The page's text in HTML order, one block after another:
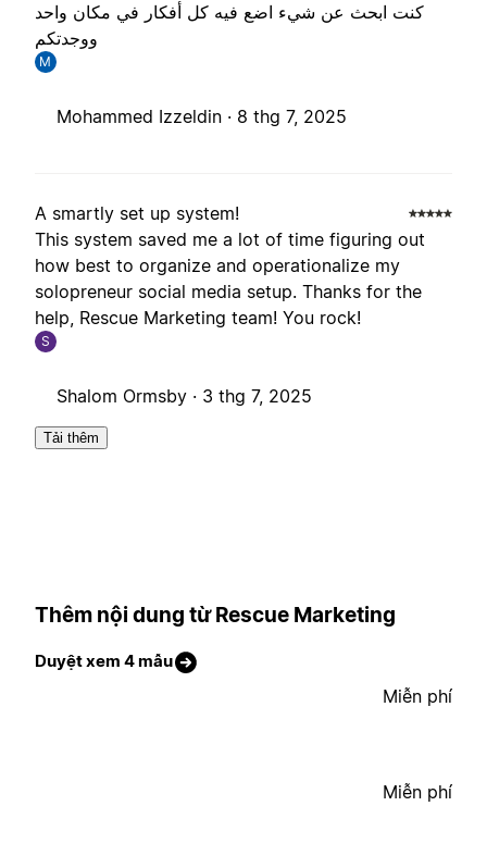
كنت ابحث عن شيء اضع فيه كل أفكار في مكان واحد
ووجدتكم
M
Mohammed Izzeldin · 8 thg 7, 2025
A smartly set up system!
This system saved me a lot of time figuring out
how best to organize and operationalize my
solopreneur social media setup. Thanks for the
help, Rescue Marketing team! You rock!
S
Shalom Ormsby · 3 thg 7, 2025
Tải thêm
Thêm nội dung từ Rescue Marketing
Duyệt xem 4 mẫu
Miễn phí
Miễn phí